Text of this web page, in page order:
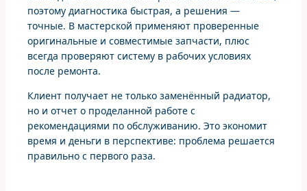
поэтому диагностика быстрая, а решения —
точные. В мастерской применяют проверенные
оригинальные и совместимые запчасти, плюс
всегда проверяют систему в рабочих условиях
после ремонта.
Клиент получает не только заменённый радиатор,
но и отчет о проделанной работе с
рекомендациями по обслуживанию. Это экономит
время и деньги в перспективе: проблема решается
правильно с первого раза.